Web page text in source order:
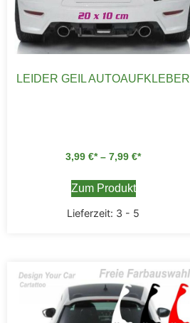
LEIDER GEIL AUTOAUFKLEBER
3,99 € – 7,99 €
Zum Produkt
Lieferzeit: 3 - 5